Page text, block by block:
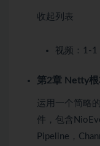
收起列表
视频： 1-1
第2章 Netty
运用一个简略
件，包含
Pipeline，